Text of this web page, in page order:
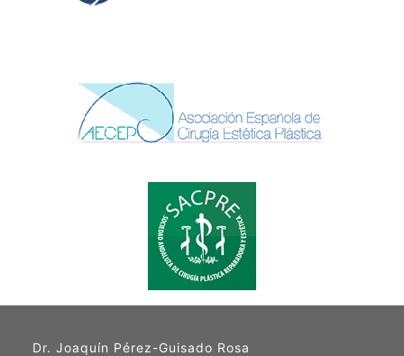
Dr. Joaquín Pérez-Guisado Rosa